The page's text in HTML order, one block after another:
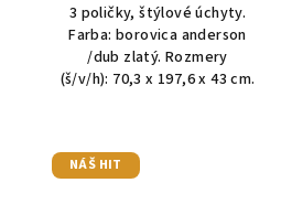
3 poličky, štýlové úchyty.
Farba: borovica anderson
/dub zlatý. Rozmery
(š/v/h): 70,3 x 197,6 x 43 cm.
NÁŠ HIT